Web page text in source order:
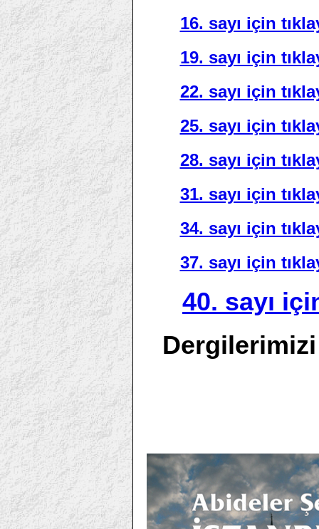
16. sayı için
19. sayı için
22. sayı için
25. sayı için
28. sayı için
31. sayı için
34. sayı için
37. sayı için
40. sayı